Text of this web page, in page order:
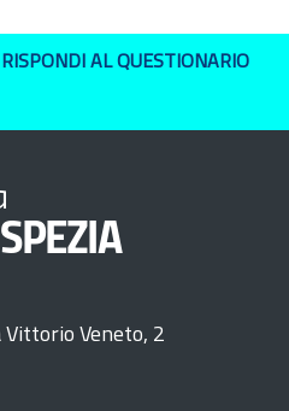
RISPONDI AL QUESTIONARIO
Vittorio Veneto, 2